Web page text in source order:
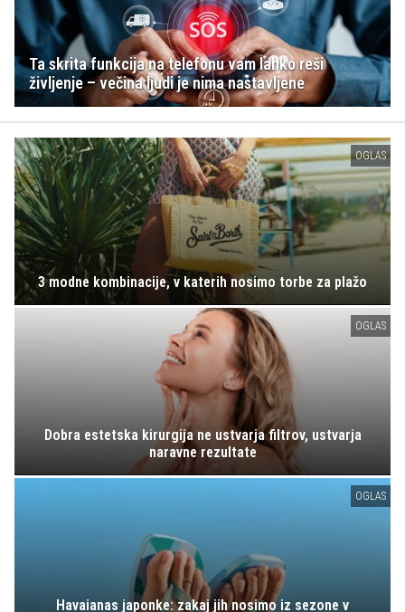
Ta skrita funkcija na telefonu vam lahko reši
življenje – večina ljudi je nima nastavljene
OGLAS
3 modne kombinacije, v katerih nosimo torbe za plažo
OGLAS
Dobra estetska kirurgija ne ustvarja filtrov, ustvarja
naravne rezultate
OGLAS
Havaianas japonke: zakaj jih nosimo iz sezone v